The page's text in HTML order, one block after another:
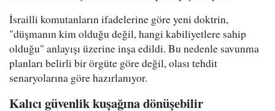
İsrailli komutanların ifadelerine göre yeni doktrin,
"düşmanın kim olduğu değil, hangi kabiliyetlere sahip
olduğu" anlayışı üzerine inşa edildi. Bu nedenle savunma
planları belirli bir örgüte göre değil, olası tehdit
senaryolarına göre hazırlanıyor.
Kalıcı güvenlik kuşağına dönüşebilir